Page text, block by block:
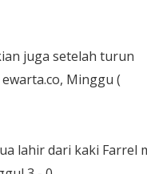
juga setelah turun
Minggu (
lahir dari kaki Farrel